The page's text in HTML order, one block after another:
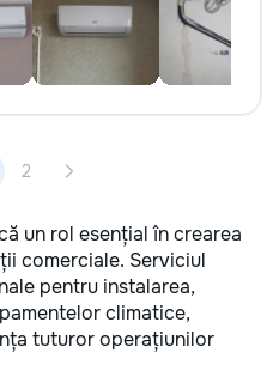
2
un rol esențial în crearea
comerciale. Serviciul
pentru instalarea,
climatice,
tuturor operațiunilor